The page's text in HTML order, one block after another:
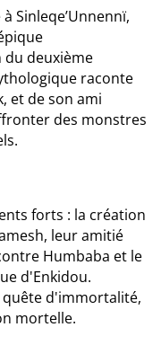
Sinleqe’Unnennï,
du deuxième
raconte
et de son ami
des monstres
forts : la création
leur amitié
Humbaba et le
d'Enkidou.
quête d'immortalité,
mortelle.